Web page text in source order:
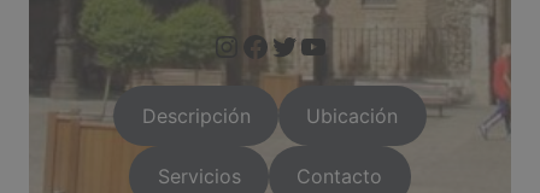
https://www.instagram.com/arganda.info/?next=%2F
facebook.com/
twitter.com/sillaofi
https://
Descripción Ubicación
Servicios Contacto